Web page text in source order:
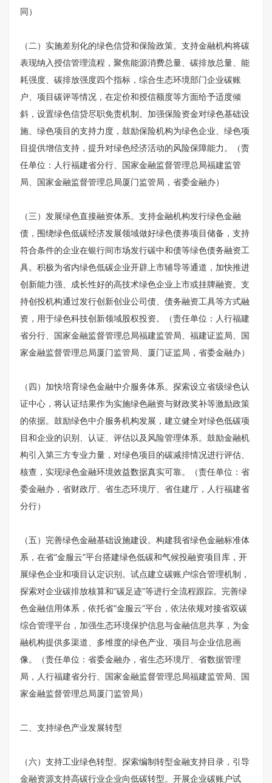
同）
（二）实施差别化的绿色信贷和保险政策。支持金融机构将碳
表现纳入授信管理流程，聚焦能源消费总量、碳排放总量、能
耗强度、碳排放强度四个指标，综合生态环境部门企业碳账
户、项目碳评等情况，在定价和授信额度等方面给予适度倾
斜，设置绿色信贷尽职免责机制。加强保险资金对绿色基础设
施、绿色项目的支持力度，鼓励保险机构为绿色企业、绿色项
目提供增信支持，提升对绿色经济活动的风险保障能力。（责
任单位：人行福建省分行、国家金融监督管理总局福建监管
局、国家金融监督管理总局厦门监管局，省委金融办）
（三）发展绿色直接融资体系。支持金融机构发行绿色金融
债，围绕绿色低碳经济发展领域做好绿色债券项目储备，支持
符合条件的企业在银行间市场发行碳中和债等绿色债务融资工
具。积极为省内绿色低碳企业开辟上市辅导等通道，加快推进
创新能力强、成长性好的高技术绿色企业上市或挂牌融资。支
持创投机构通过发行创新创业公司债、债务融资工具等方式融
资，用于绿色科技创新领域股权投资。（责任单位：人行福建
省分行、国家金融监督管理总局福建监管局、福建证监局、国
家金融监督管理总局厦门监管局、厦门证监局，省委金融办）
（四）加快培育绿色金融中介服务体系。探索设立省级绿色认
证中心，将认证结果作为实施绿色融资与财政奖补等激励政策
的依据。鼓励绿色中介服务机构发展，建立健全对绿色低碳项
目和企业的识别、认证、评估以及风险管理体系。鼓励金融机
构引入第三方专业力量，对绿色项目的碳减排情况进行评估、
核查，实现绿色金融环境效益数据真实可靠。（责任单位：省
委金融办，省财政厅、省生态环境厅、省住建厅，人行福建省
分行）
（五）完善绿色金融基础设施建设。构建我省绿色金融标准体
系，在省“金服云”平台搭建绿色低碳和气候投融资项目库，开
展绿色企业和项目认定识别。试点建立碳账户综合管理机制，
探索对企业碳排放核算和“碳足迹”等进行全流程跟踪。完善绿
色金融信用体系，依托省“金服云”平台，依法依规对接省双碳
综合管理平台，加强生态环境保护信息与金融信息共享，为金
融机构提供多渠道、多维度的绿色产业、项目与企业信息画
像。（责任单位：省委金融办，省生态环境厅、省数据管理
局，人行福建省分行、国家金融监督管理总局福建监管局、国
家金融监督管理总局厦门监管局）
二、支持绿色产业发展转型
（六）支持工业绿色转型。探索编制转型金融支持目录，引导
金融资源支持高碳行业企业向低碳转型。开展企业碳账户试